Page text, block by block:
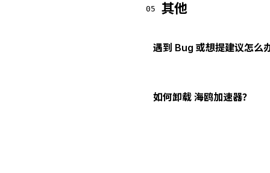
05 其他
遇到 Bug 或想提建议怎么
如何卸载 海鸥加速器？